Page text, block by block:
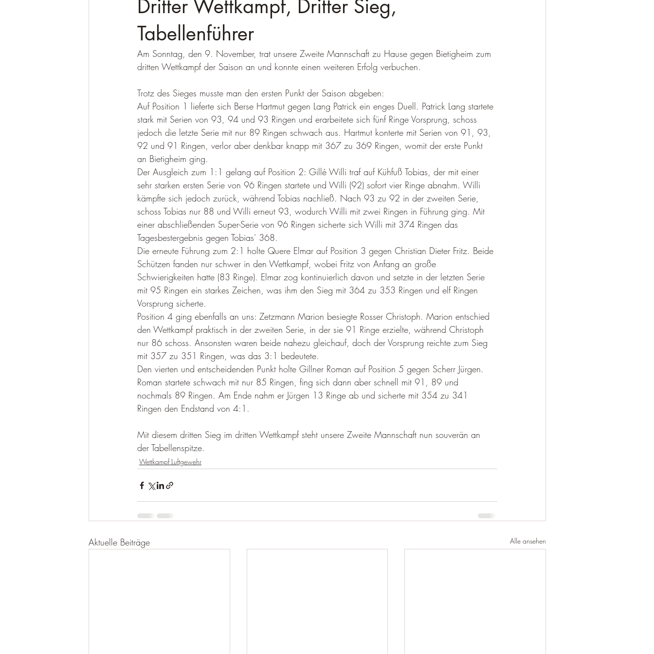
Wettkampf KK Wettkampf Lichtgewehr
Dritter Wettkampf, Dritter Sieg,
Tabellenführer
Am Sonntag, den 9. November, trat unsere Zweite Mannschaft zu Hause gegen Bietigheim zum
dritten Wettkampf der Saison an und konnte einen weiteren Erfolg verbuchen.
Trotz des Sieges musste man den ersten Punkt der Saison abgeben:
Auf Position 1 lieferte sich Berse Hartmut gegen Lang Patrick ein enges Duell. Patrick Lang startete
stark mit Serien von 93, 94 und 93 Ringen und erarbeitete sich fünf Ringe Vorsprung, schoss
jedoch die letzte Serie mit nur 89 Ringen schwach aus. Hartmut konterte mit Serien von 91, 93,
92 und 91 Ringen, verlor aber denkbar knapp mit 367 zu 369 Ringen, womit der erste Punkt
an Bietigheim ging.
Der Ausgleich zum 1:1 gelang auf Position 2: Gillé Willi traf auf Kühfuß Tobias, der mit einer
sehr starken ersten Serie von 96 Ringen startete und Willi (92) sofort vier Ringe abnahm. Willi
kämpfte sich jedoch zurück, während Tobias nachließ. Nach 93 zu 92 in der zweiten Serie,
schoss Tobias nur 88 und Willi erneut 93, wodurch Willi mit zwei Ringen in Führung ging. Mit
einer abschließenden Super-Serie von 96 Ringen sicherte sich Willi mit 374 Ringen das
Tagesbestergebnis gegen Tobias' 368.
Die erneute Führung zum 2:1 holte Quere Elmar auf Position 3 gegen Christian Dieter Fritz. Beide
Schützen fanden nur schwer in den Wettkampf, wobei Fritz von Anfang an große
Schwierigkeiten hatte (83 Ringe). Elmar zog kontinuierlich davon und setzte in der letzten Serie
mit 95 Ringen ein starkes Zeichen, was ihm den Sieg mit 364 zu 353 Ringen und elf Ringen
Vorsprung sicherte.
Position 4 ging ebenfalls an uns: Zetzmann Marion besiegte Rosser Christoph. Marion entschied
den Wettkampf praktisch in der zweiten Serie, in der sie 91 Ringe erzielte, während Christoph
nur 86 schoss. Ansonsten waren beide nahezu gleichauf, doch der Vorsprung reichte zum Sieg
mit 357 zu 351 Ringen, was das 3:1 bedeutete.
Den vierten und entscheidenden Punkt holte Gillner Roman auf Position 5 gegen Scherr Jürgen.
Roman startete schwach mit nur 85 Ringen, fing sich dann aber schnell mit 91, 89 und
nochmals 89 Ringen. Am Ende nahm er Jürgen 13 Ringe ab und sicherte mit 354 zu 341
Ringen den Endstand von 4:1.
Mit diesem dritten Sieg im dritten Wettkampf steht unsere Zweite Mannschaft nun souverän an
der Tabellenspitze.
Wettkampf Luftgewehr
Aktuelle Beiträge Alle ansehen